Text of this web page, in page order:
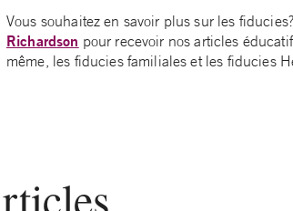
Vous souhaitez en savoir plus sur les
Richardson pour recevoir nos articles
même, les fiducies familiales et les fiducies